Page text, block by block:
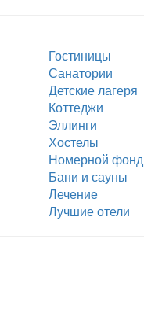
Гостиницы
Санатории
Детские лагеря
Коттеджи
Эллинги
Хостелы
Номерной фонд
Бани и сауны
Лечение
Лучшие отели